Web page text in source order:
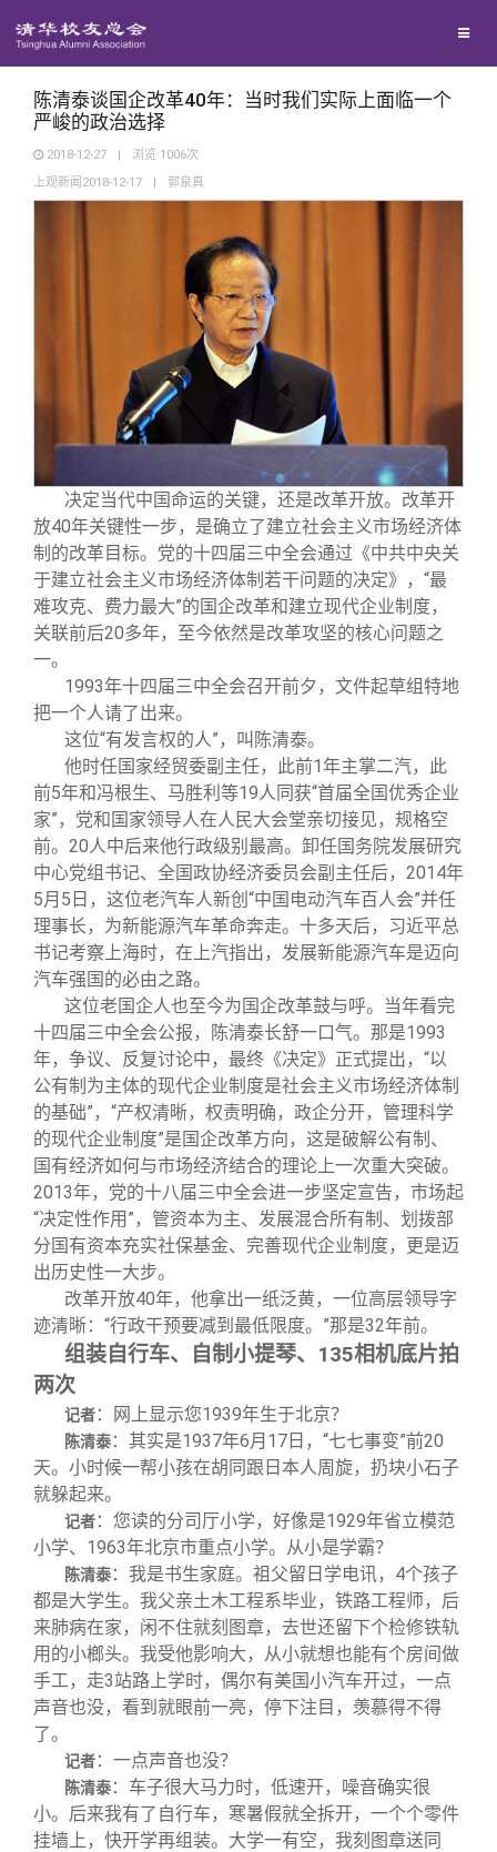
西南联大校友会
义工计划
新媒体平台
青春风采
校友文苑
校友视界
校友服务
终身学习
信息化服务
三创大赛
实用信息
总会简介
会长致辞
总会章程
制度法规
联系我们
关闭
陈清泰谈国企改革40年：当时我们实际上面临一个
严峻的政治选择
2018-12-27 | 浏览 1006次
上观新闻2018-12-17
| 郭泉真
决定当代中国命运的关键，还是改革开放。改革开
放40年关键性一步，是确立了建立社会主义市场经济体
制的改革目标。党的十四届三中全会通过《中共中央关
于建立社会主义市场经济体制若干问题的决定》，“最
难攻克、费力最大”的国企改革和建立现代企业制度，
关联前后20多年，至今依然是改革攻坚的核心问题之
一。
1993年十四届三中全会召开前夕，文件起草组特地
把一个人请了出来。
这位“有发言权的人”，叫陈清泰。
他时任国家经贸委副主任，此前1年主掌二汽，此
前5年和冯根生、马胜利等19人同获“首届全国优秀企业
家”，党和国家领导人在人民大会堂亲切接见，规格空
前。20人中后来他行政级别最高。卸任国务院发展研究
中心党组书记、全国政协经济委员会副主任后，2014年
5月5日，这位老汽车人新创“中国电动汽车百人会”并任
理事长，为新能源汽车革命奔走。十多天后，习近平总
书记考察上海时，在上汽指出，发展新能源汽车是迈向
汽车强国的必由之路。
这位老国企人也至今为国企改革鼓与呼。当年看完
十四届三中全会公报，陈清泰长舒一口气。那是1993
年，争议、反复讨论中，最终《决定》正式提出，“以
公有制为主体的现代企业制度是社会主义市场经济体制
的基础”，“产权清晰，权责明确，政企分开，管理科学
的现代企业制度”是国企改革方向，这是破解公有制、
国有经济如何与市场经济结合的理论上一次重大突破。
2013年，党的十八届三中全会进一步坚定宣告，市场起
“决定性作用”，管资本为主、发展混合所有制、划拨部
分国有资本充实社保基金、完善现代企业制度，更是迈
出历史性一大步。
改革开放40年，他拿出一纸泛黄，一位高层领导字
迹清晰：“行政干预要减到最低限度。”那是32年前。
组装自行车、自制小提琴、135相机底片拍
两次
记者：网上显示您1939年生于北京？
陈清泰：其实是1937年6月17日，“七七事变”前20
天。小时候一帮小孩在胡同跟日本人周旋，扔块小石子
就躲起来。
记者：您读的分司厅小学，好像是1929年省立模范
小学、1963年北京市重点小学。从小是学霸？
陈清泰：我是书生家庭。祖父留日学电讯，4个孩子
都是大学生。我父亲土木工程系毕业，铁路工程师，后
来肺病在家，闲不住就刻图章，去世还留下个检修铁轨
用的小榔头。我受他影响大，从小就想也能有个房间做
手工，走3站路上学时，偶尔有美国小汽车开过，一点
声音也没，看到就眼前一亮，停下注目，羡慕得不得
了。
记者：一点声音也没？
陈清泰：车子很大马力时，低速开，噪音确实很
小。后来我有了自行车，寒暑假就全拆开，一个个零件
挂墙上，快开学再组装。大学一有空，我刻图章送同